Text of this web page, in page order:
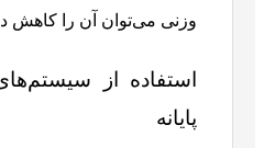
وزنی می‌توان آن را کاهش
استفاده از
پایانه